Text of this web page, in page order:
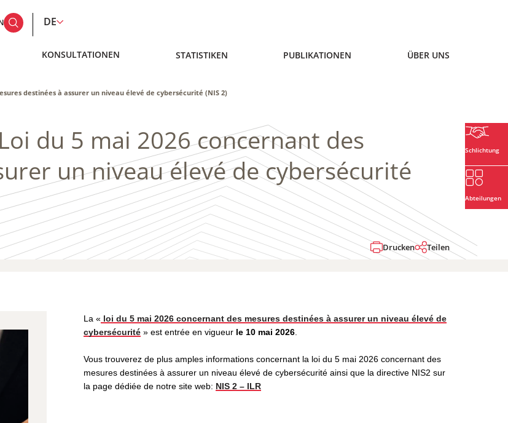
DE
KONSULTATIONEN STATISTIKEN PUBLIKATIONEN ÜBER UNS
destinées à assurer un niveau élevé de cybersécurité (NIS 2)
Schlichtung
Abteilungen
du 5 mai 2026 concernant des
un niveau élevé de cybersécurité
Drucken Teilen
La « loi du 5 mai 2026 concernant des mesures destinées à assurer un niveau élevé de
cybersécurité » est entrée en vigueur le 10 mai 2026
Vous trouverez de plus amples informations concernant la loi du 5 mai 2026 concernant des
mesures destinées à assurer un niveau élevé de cybersécurité ainsi que la directive NIS2 sur
la page dédiée de notre site web: NIS 2 – ILR